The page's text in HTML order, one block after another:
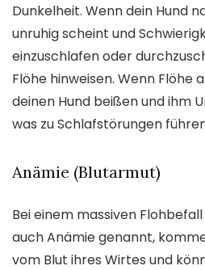
Dunkelheit. Wenn dein Hund
unruhig scheint und
einzuschlafen oder
Flöhe hinweisen. Wenn Flöhe
deinen Hund beißen und ihm
was zu Schlafstörungen
Anämie (Blutarmut)
Bei einem massiven
auch Anämie genannt,
vom Blut ihres Wirtes und